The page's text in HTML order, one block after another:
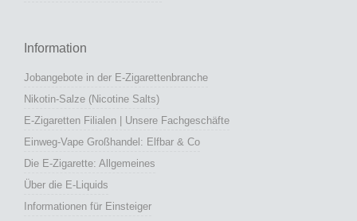
Information
Jobangebote in der E-Zigarettenbranche
Nikotin-Salze (Nicotine Salts)
E-Zigaretten Filialen | Unsere Fachgeschäfte
Einweg-Vape Großhandel: Elfbar & Co
Die E-Zigarette: Allgemeines
Über die E-Liquids
Informationen für Einsteiger